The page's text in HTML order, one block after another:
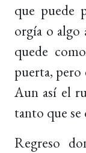
que puede
orgía o algo
quede
puerta, pero
Aun así el
tanto que se
Regreso